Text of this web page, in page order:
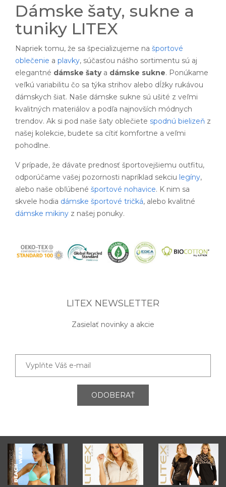
Dámske šaty, sukne a
tuniky LITEX
Napriek tomu, že sa špecializujeme na športové
oblečenie a plavky, súčasťou nášho sortimentu sú aj
elegantné dámske šatya dámske sukne. Ponúkame
veľkú variabilitu čo sa týka strihov alebo dĺžky rukávou
dámskych šiat. Naše dámske sukne sú ušité z veľmi
kvalitných materiálov a podľa najnovších módnych
trendov. Ak si pod naše šaty oblečiete spodnú bielizeň z
našej kolekcie, budete sa cítiť komfortne a veľmi
pohodlne.
V prípade, že dávate prednosť športovejšiemu outfitu,
odporúčame vašej pozornosti napríklad sekciu legíny,
alebo naše obľúbené športové nohavice. K nim sa
skvele hodia dámske športové tričká, alebo kvalitné
dámske mikiny z našej ponuky.
LITEX NEWSLETTER
Zasielať novinky a akcie
ODOBERAŤ